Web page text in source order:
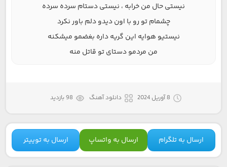
نیستی حال من خرابه ، نیستی دستام سرده سرده
چشمام تو رو با اون دیدو دلم باور نکرد
نیستیو هوایه این گریه داره بغضمو میشکنه
من مردمو دستای تو قاتل منه
8 آوریل 2024 دانلود آهنگ 98 بازدید
ارسال به تلگرام ارسال به واتساپ ارسال به توییتر